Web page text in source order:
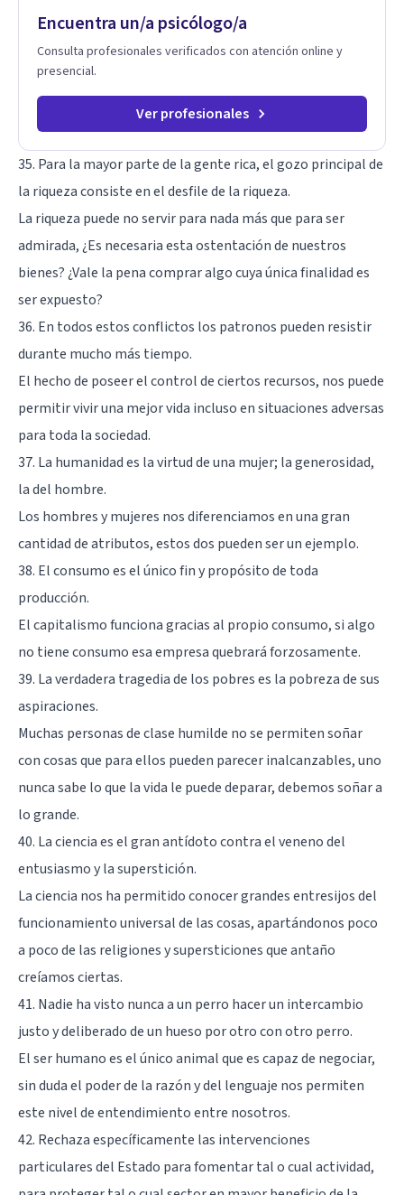
padres que buscan orientación y pautas claras para educar
primer paso hacia una convivencia familiar más armoniosa,
agenda tu sesión y empecemos a trabajar juntos.
Encuentra un/a psicólogo/a
Consulta profesionales verificados con atención online y
presencial.
Ver profesionales
35. Para la mayor parte de la gente rica, el gozo principal de
la riqueza consiste en el desfile de la riqueza.
La riqueza puede no servir para nada más que para ser
admirada, ¿Es necesaria esta ostentación de nuestros
bienes? ¿Vale la pena comprar algo cuya única finalidad es
ser expuesto?
36. En todos estos conflictos los patronos pueden resistir
durante mucho más tiempo.
El hecho de poseer el control de ciertos recursos, nos puede
permitir vivir una mejor vida incluso en situaciones adversas
para toda la sociedad.
37. La humanidad es la virtud de una mujer; la generosidad,
la del hombre.
Los hombres y mujeres nos diferenciamos en una gran
cantidad de atributos, estos dos pueden ser un ejemplo.
38. El consumo es el único fin y propósito de toda
producción.
El capitalismo funciona gracias al propio consumo, si algo
no tiene consumo esa empresa quebrará forzosamente.
39. La verdadera tragedia de los pobres es la pobreza de sus
aspiraciones.
Muchas personas de clase humilde no se permiten soñar
con cosas que para ellos pueden parecer inalcanzables, uno
nunca sabe lo que la vida le puede deparar, debemos soñar a
lo grande.
40. La ciencia es el gran antídoto contra el veneno del
entusiasmo y la superstición.
La ciencia nos ha permitido conocer grandes entresijos del
funcionamiento universal de las cosas, apartándonos poco
a poco de las religiones y supersticiones que antaño
creíamos ciertas.
41. Nadie ha visto nunca a un perro hacer un intercambio
justo y deliberado de un hueso por otro con otro perro.
El ser humano es el único animal que es capaz de negociar,
sin duda el poder de la razón y del lenguaje nos permiten
este nivel de entendimiento entre nosotros.
42. Rechaza específicamente las intervenciones
particulares del Estado para fomentar tal o cual actividad,